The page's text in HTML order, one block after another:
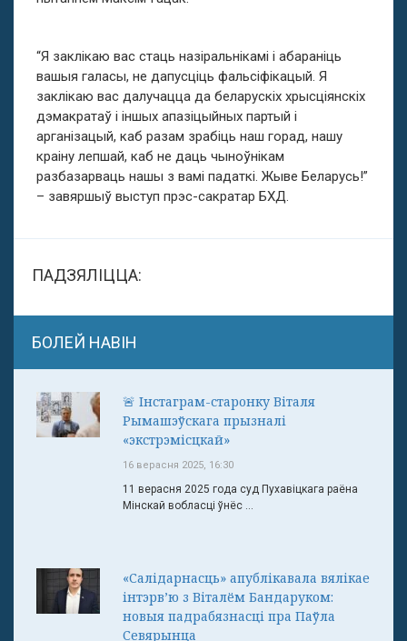
“Я заклікаю вас стаць назіральнікамі і абараніць
вашыя галасы, не дапусціць фальсіфікацый. Я
заклікаю вас далучацца да беларускіх хрысціянскіх
дэмакратаў і іншых апазіцыйных партый і
арганізацый, каб разам зрабіць наш горад, нашу
краіну лепшай, каб не даць чыноўнікам
разбазарваць нашы з вамі падаткі. Жыве Беларусь!”
– завяршыў выступ прэс-сакратар БХД.
ПАДЗЯЛІЦЦА:
БОЛЕЙ НАВІН
🚨 Інстаграм-старонку Віталя
Рымашэўскага прызналі
«экстрэмісцкай»
16 верасня 2025, 16:30
11 верасня 2025 года суд Пухавіцкага раёна
Мінскай вобласці ўнёс ...
«Салідарнасць» апублікавала вялікае
інтэрв’ю з Віталём Бандаруком:
новыя падрабязнасці пра Паўла
Севярынца